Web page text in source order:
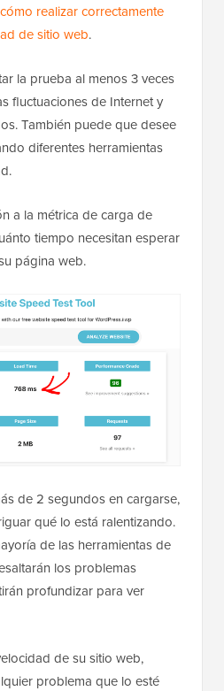
cómo realizar correctamente
de sitio web.
la prueba al menos 3 veces
fluctuaciones de Internet y
También puede que desee
diferentes herramientas
a la métrica de carga de
tiempo necesitan esperar
página web.
de 2 segundos en cargarse,
qué lo está ralentizando.
de las herramientas de
los problemas
profundizar para ver
de su sitio web,
problema que lo esté